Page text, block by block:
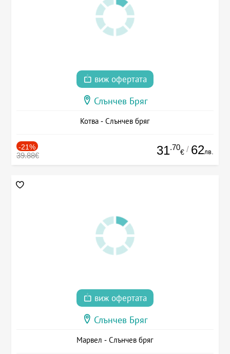
виж офертата
Слънчев Бряг
Котва - Слънчев бряг
-21%
39.88€ 31.70
€ / 62лв.
виж офертата
Слънчев Бряг
Марвел - Слънчев бряг